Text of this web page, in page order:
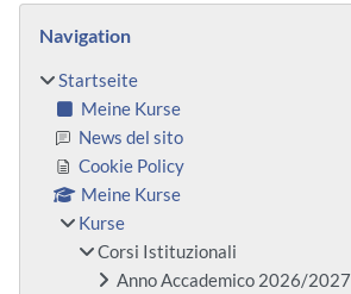
Blöcke
Navigation
Startseite
Meine Kurse
News del sito
Cookie Policy
Meine Kurse
Kurse
Corsi Istituzionali
Anno Accademico 2026/2027